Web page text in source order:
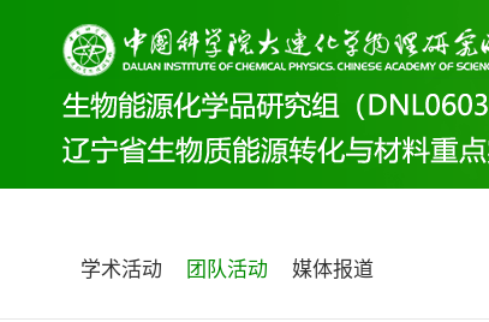
学术活动 团队活动 媒体报道